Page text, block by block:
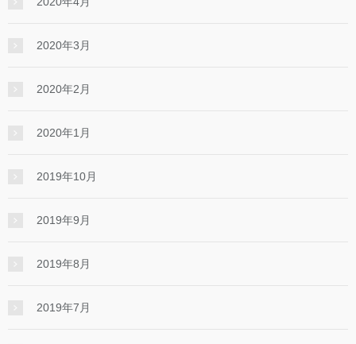
2020年3月
2020年2月
2020年1月
2019年10月
2019年9月
2019年8月
2019年7月